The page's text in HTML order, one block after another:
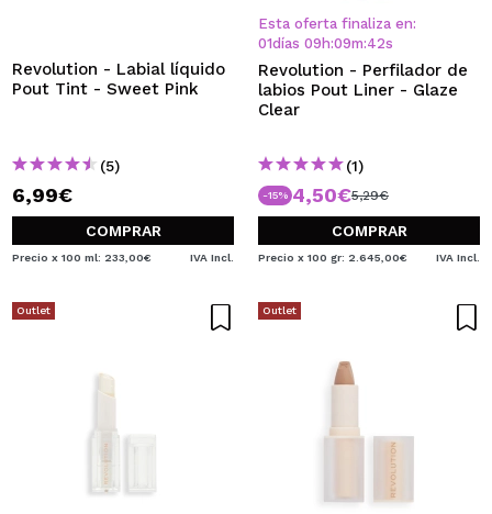
Revolution - Labial líquido
Pout Tint - Sweet Pink
(5)
6,99€
COMPRAR
Precio x 100 ml: 233,00€ IVA Incl.
Esta oferta finaliza en:
01días 09 h:09m:42s
Revolution - Perfilador de
labios Pout Liner - Glaze
Clear
(1)
-15% 4,50€5,29€
COMPRAR
Precio x 100 gr: 2.645,00€ IVA Incl.
Outlet Outlet